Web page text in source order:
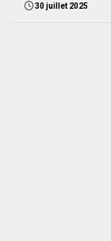
30 juillet 2025